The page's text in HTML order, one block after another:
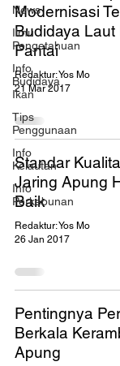
News
Ilmu
Pengetahuan
Info
Budidaya
Ikan
Tips
Penggunaan
Info
Kelautan
Info
Perkebunan
Modernisasi
Budidaya Laut
Pantai
Redaktur: Yos Mo
21 Mar 2017
Standar
Jaring Apung
Baik
Redaktur: Yos Mo
26 Jan 2017
Pentingnya
Berkala
Apung